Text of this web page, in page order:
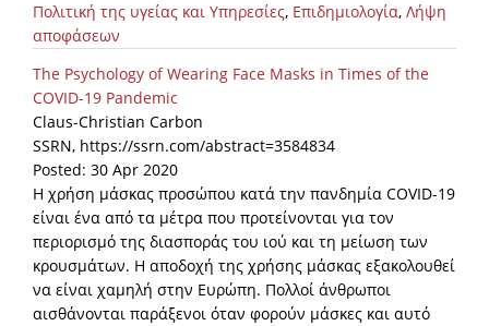
Annual Reports
Publications for R&D Metrics & Indicators
Publications for Libraries
Informational Publications
News & Information
News
Events
Πολιτική της υγείας και Υπηρεσίες, Επιδημιολογία, Λήψη
αποφάσεων
The Psychology of Wearing Face Masks in Times of the
COVID-19 Pandemic
Claus-Christian Carbon
SSRN, https://ssrn.com/abstract=3584834
Posted: 30 Apr 2020
Η χρήση μάσκας προσώπου κατά την πανδημία COVID-19
είναι ένα από τα μέτρα που προτείνονται για τον
περιορισμό της διασποράς του ιού και τη μείωση των
κρουσμάτων. Η αποδοχή της χρήσης μάσκας εξακολουθεί
να είναι χαμηλή στην Ευρώπη. Πολλοί άνθρωποι
αισθάνονται παράξενοι όταν φορούν μάσκες και αυτό